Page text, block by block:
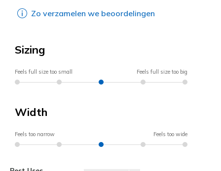
Zo verzamelen we beoordelingen
Sizing
Feels full size too small Feels full size too big
Width
Feels too narrow Feels too wide